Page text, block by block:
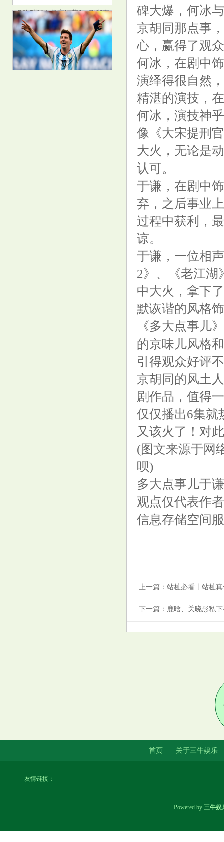
多吃5样“天然高钙菜”，腿脚有
劲精神足
碑大爆，何冰
京胡同那点事
心，赢得了观
何冰，在剧中
演绎得很自然
精湛的演技，
何冰，演技神
像《大宋提刑
大火，无论是
认可。
于谦，在剧中
弃，之后事业
过程中获利，
谅。
于谦，一位相
2》、《老江湖
中大火，拿下
默诙谐的风格
《多大点事儿
的京味儿风格
引得观众好评
京胡同的风土
剧作品，值得
仅仅播出6集就
又该火了！对
(图文来源于网
呗)
多大点事儿于
观点仅代表作
信息存储空间
上一篇： 站桩必看丨站桩
下一篇： 鹿晗、关晓彤私
首页 关于三牛娱乐
友情链接：
Powered by 三牛娱